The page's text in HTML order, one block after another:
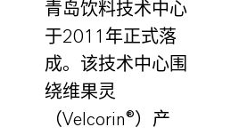
青岛饮料技术中心
于2011年正式落
成。该技术中心围
绕维果灵
（Velcorin®）产